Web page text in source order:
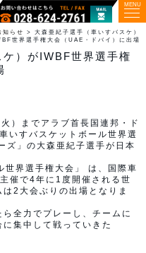
MENU
知らせ > 大森亜紀子選手（車いすバスケ）
世界選手権大会（UAE・ドバイ）に出場
）がIWBF世界選手権
）までアラブ首長国連邦・ド
いすバスケットボール世界選
ズ」の大森亜紀子選手が日本
世界選手権大会」 は、国際車
催で4年に1度開催される世
2大会ぶりの出場となりま
全力でプレーし、チームに
集中して戦っていきた